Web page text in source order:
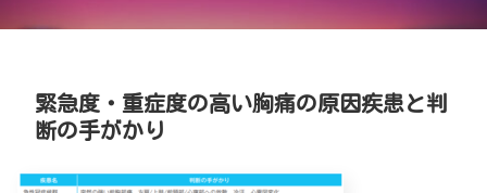
緊急度・重症度の高い胸痛の原因疾患と判
断の手がかり